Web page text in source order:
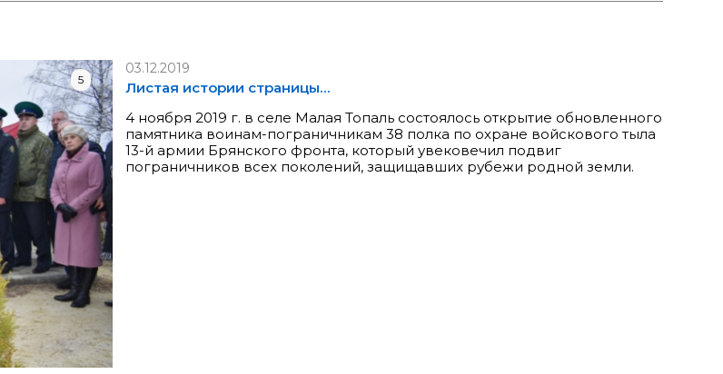
5
03.12.2019
Листая истории страницы…
4 ноября 2019 г. в селе Малая Топаль состоялось открытие обновленного
памятника воинам-пограничникам 38 полка по охране войскового тыла
13-й армии Брянского фронта, который увековечил подвиг
пограничников всех поколений, защищавших рубежи родной земли.